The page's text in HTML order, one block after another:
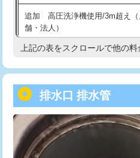
給水管工事※（土の掘削・埋め
業)
給水管工事※（塩ビ管（VP・HI
用/3ｍまで)
用（追加）/3ｍ超え)
給水管工事※（ライニング鋼管
管・ポリ管・HT管使用/3ｍまで)
給水管工事※（ライニング鋼管・
追加 高圧洗浄機使用/3m超え（
舗・法人）
高度高圧洗浄換
トーラー機使用/3mまで
追加トーラー機使用/3m超え
カメラ調査
上記の表をスクロールで他の料
排水口 排水管